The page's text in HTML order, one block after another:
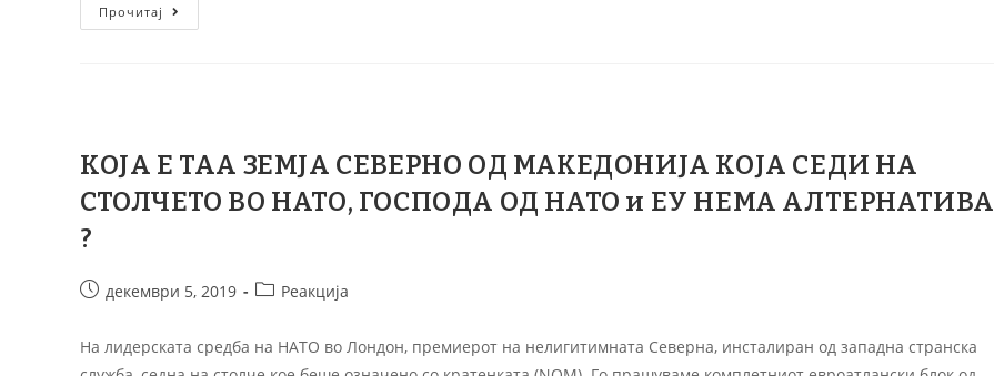
Прочитај
КОЈА Е ТАА ЗЕМЈА СЕВЕРНО ОД МАКЕДОНИЈА КОЈА СЕДИ НА
СТОЛЧЕТО ВО НАТО, ГОСПОДА ОД НАТО и ЕУ НЕМА АЛТЕРНАТИВА
?
декември 5, 2019 Реакција
На лидерската средба на НАТО во Лондон, премиерот на нелигитимната Северна, инсталиран од западна странска